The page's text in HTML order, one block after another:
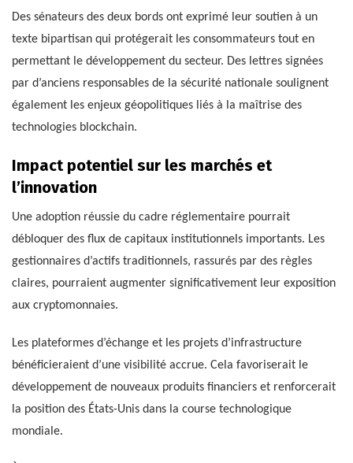
Des sénateurs des deux bords ont exprimé leur soutien à un
texte bipartisan qui protégerait les consommateurs tout en
permettant le développement du secteur. Des lettres signées
par d’anciens responsables de la sécurité nationale soulignent
également les enjeux géopolitiques liés à la maîtrise des
technologies blockchain.
Impact potentiel sur les marchés et
l’innovation
Une adoption réussie du cadre réglementaire pourrait
débloquer des flux de capitaux institutionnels importants. Les
gestionnaires d’actifs traditionnels, rassurés par des règles
claires, pourraient augmenter significativement leur exposition
aux cryptomonnaies.
Les plateformes d’échange et les projets d’infrastructure
bénéficieraient d’une visibilité accrue. Cela favoriserait le
développement de nouveaux produits financiers et renforcerait
la position des États-Unis dans la course technologique
mondiale.